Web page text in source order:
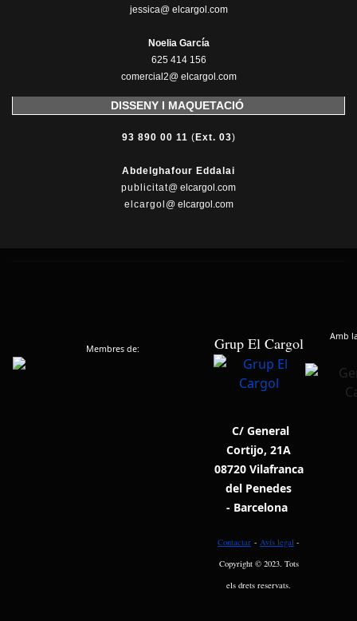
jessica@ elcargol.com
Noelia García
625 414 156
comercial2@ elcargol.com
DISSENY I MAQUETACIÓ
93 890 00 11 ( Ext. 03)
Abdelghafour Eddalai
publicitat@ elcargol.com
elcargol @ elcargol.com
Membres de: Grup El Cargol Amb
C/ General
Cortijo, 21A
08720 Vilafranca
del Penedes
- Barcelona
Contactar - Avís legal -
Copyright © 2023. Tots
els drets reservats.